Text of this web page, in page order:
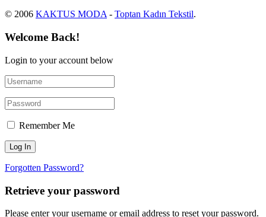
© 2006 KAKTUS MODA- Toptan Kadın Tekstil.
Welcome Back!
Login to your account below
Remember Me
Forgotten Password?
Retrieve your password
Please enter your username or email address to reset your password.